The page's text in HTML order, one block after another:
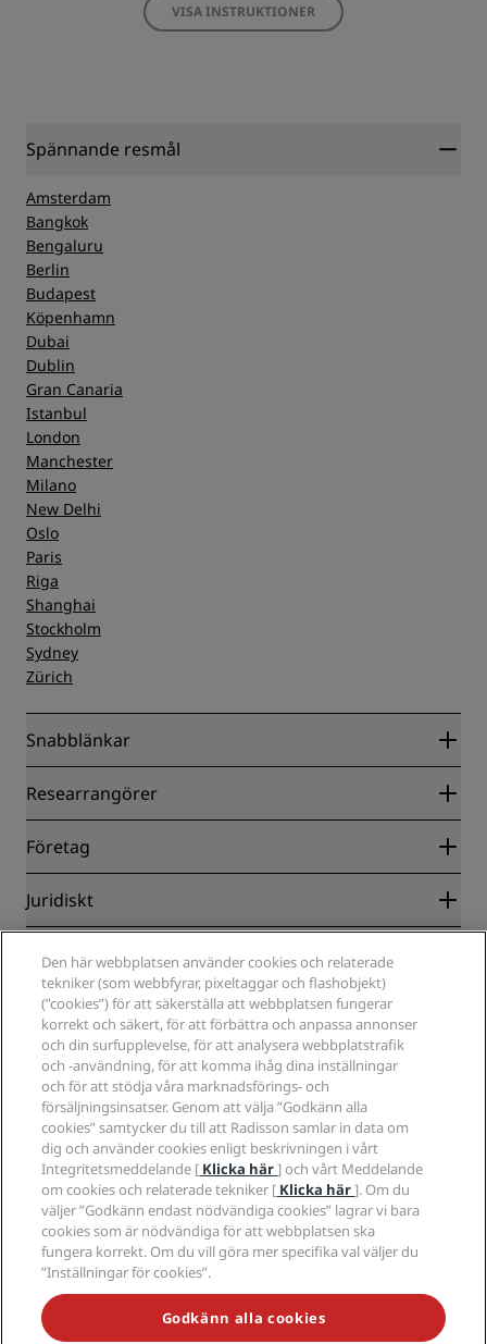
VISA INSTRUKTIONER
Spännande resmål
Amsterdam
Bangkok
Bengaluru
Berlin
Budapest
Köpenhamn
Dubai
Dublin
Gran Canaria
Istanbul
London
Manchester
Milano
New Delhi
Oslo
Paris
Riga
Shanghai
Stockholm
Sydney
Zürich
Snabblänkar
Radisson Rewards
Blog
Destinationer
Radisson Hotels APP
Hotell godkända för sporter
Familjevänliga hotell
Hälsa och säkerhet
Researrangörer
Samarbetspartners
Företag
Radisson Hotel Group
Jobberbjudanden PPHE
Lediga jobb EHL
The Club by RHG
Utvecklingsmöjligheter
Ansvarsfullt företagande
Anskaffning
Juridiskt
Juridiskt meddelande
Radisson Rewards villkor
Webbplatsanvändningsavtal
Digital tillgänglighet
Uttalande om modernt slaveri
Hjälp
Meddelanden till konsumenter
Kontakt
Frågor och svar
Sidkarta
Sociala medier
Radisson Hotels varumärken
MISSA INTE VÅRA MEST POPULÄRA ERBJUDANDEN
Tillgänglighet
Tillgänglighetsinställningar
Den här webbplatsen använder cookies och relaterade
tekniker (som webbfyrar, pixeltaggar och flashobjekt)
(”cookies”) för att säkerställa att webbplatsen fungerar
korrekt och säkert, för att förbättra och anpassa annonser
och din surfupplevelse, för att analysera webbplatstrafik
och -användning, för att komma ihåg dina inställningar
och för att stödja våra marknadsförings- och
försäljningsinsatser. Genom att välja ”Godkänn alla
cookies” samtycker du till att Radisson samlar in data om
dig och använder cookies enligt beskrivningen i vårt
Integritetsmeddelande [ Klicka här] och vårt Meddelande
om cookies och relaterade tekniker [ Klicka här]. Om du
väljer ”Godkänn endast nödvändiga cookies” lagrar vi bara
cookies som är nödvändiga för att webbplatsen ska
fungera korrekt. Om du vill göra mer specifika val väljer du
”Inställningar för cookies”.
Godkänn alla cookies